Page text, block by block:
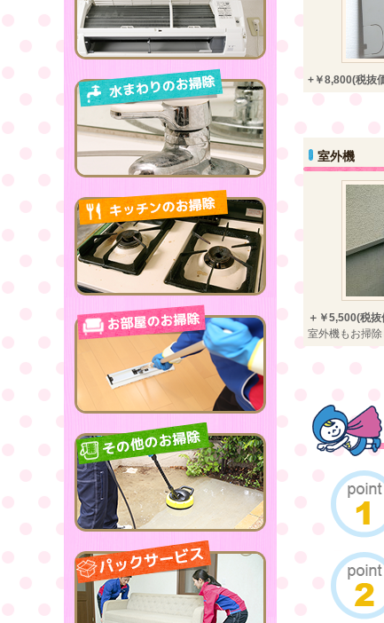
+￥8,800(税抜
室外機
＋￥5,500(税
室外機もお掃